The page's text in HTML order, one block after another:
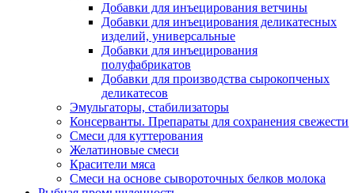
Добавки для инъецирования ветчины
Добавки для инъецирования деликатесных
изделий, универсальные
Добавки для инъецирования
полуфабрикатов
Добавки для производства сырокопченых
деликатесов
Эмульгаторы, стабилизаторы
Консерванты. Препараты для сохранения свежести
Смеси для куттерования
Желатиновые смеси
Красители мяса
Смеси на основе сывороточных белков молока